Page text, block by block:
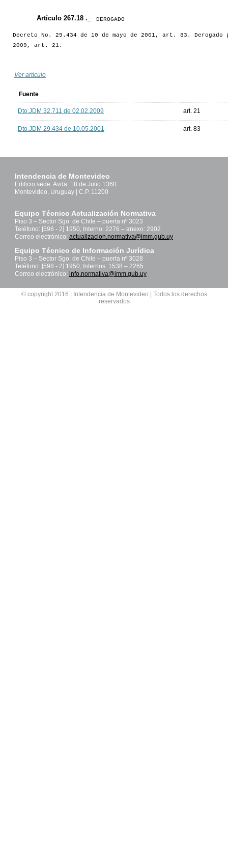
Artículo 267.18 ._ DEROGADO
Decreto No. 29.434 de 10 de mayo de 2001, art. 83.
2009, art. 21.
Ver artículo
Fuente
Dto.JDM 32.711 de 02.02.2009 art. 21
Dto.JDM 29.434 de 10.05.2001 art. 83
Intendencia de Montevideo
Edificio sede: Avda. 18 de Julio 1360
Montevideo, Uruguay | C.P. 11200
Equipo Técnico Actualización Normativa
Piso 3 – Sector Sgo. de Chile – puerta nº 3023
Teléfono: [598 - 2] 1950, Interno: 2276 – anexo: 2902
Correo electrónico: actualizacion.normativa@imm.gub.uy
Equipo Técnico de Información Jurídica
Piso 3 – Sector Sgo. de Chile – puerta nº 3028
Teléfono: [598 - 2] 1950, Internos: 1538 – 2265
Correo electrónico: info.normativa@imm.gub.uy
© copyright 2016 | Intendencia de Montevideo | Todos los derechos
reservados